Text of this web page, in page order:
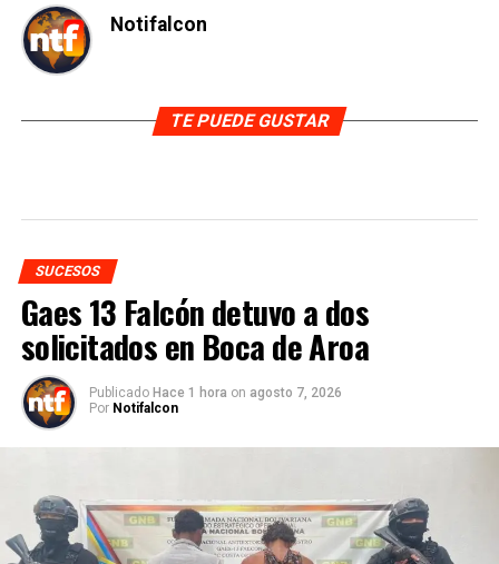
Notifalcon
TE PUEDE GUSTAR
SUCESOS
Gaes 13 Falcón detuvo a dos
solicitados en Boca de Aroa
Publicado Hace 1 hora on agosto 7, 2026
Por Notifalcon